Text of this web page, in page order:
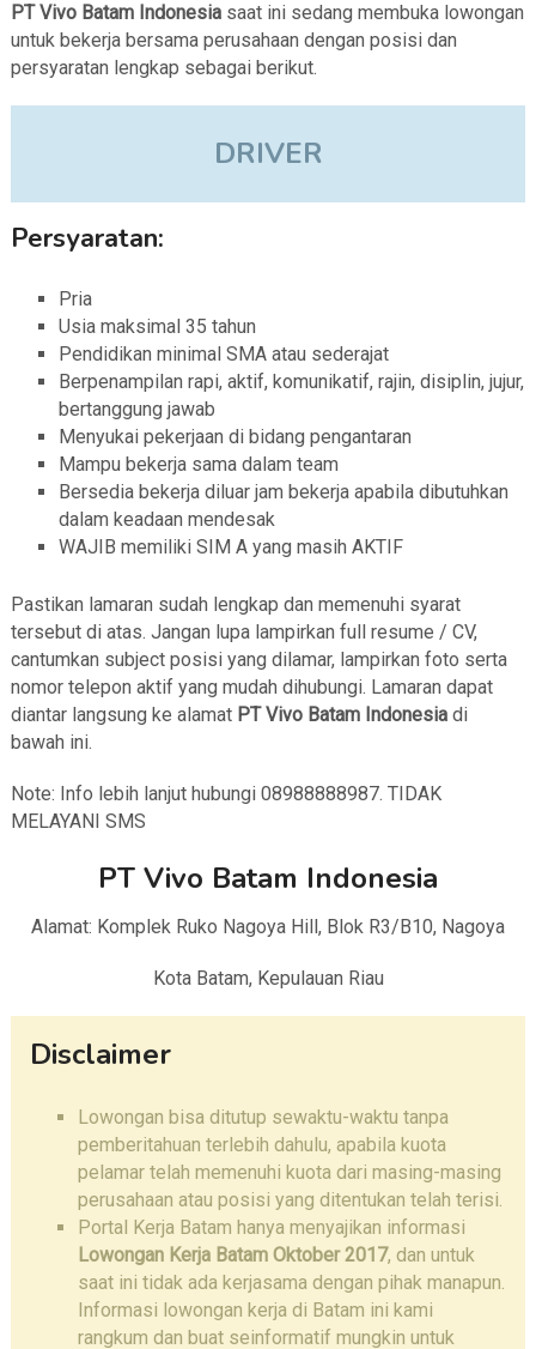
PT Vivo Batam Indonesia saat ini sedang membuka lowongan
untuk bekerja bersama perusahaan dengan posisi dan
persyaratan lengkap sebagai berikut.
DRIVER
Persyaratan:
Pria
Usia maksimal 35 tahun
Pendidikan minimal SMA atau sederajat
Berpenampilan rapi, aktif, komunikatif, rajin, disiplin, jujur,
bertanggung jawab
Menyukai pekerjaan di bidang pengantaran
Mampu bekerja sama dalam team
Bersedia bekerja diluar jam bekerja apabila dibutuhkan
dalam keadaan mendesak
WAJIB memiliki SIM A yang masih AKTIF
Pastikan lamaran sudah lengkap dan memenuhi syarat
tersebut di atas. Jangan lupa lampirkan full resume / CV,
cantumkan subject posisi yang dilamar, lampirkan foto serta
nomor telepon aktif yang mudah dihubungi. Lamaran dapat
diantar langsung ke alamat PT Vivo Batam Indonesiadi
bawah ini.
Note: Info lebih lanjut hubungi 08988888987. TIDAK
MELAYANI SMS
PT Vivo Batam Indonesia
Alamat: Komplek Ruko Nagoya Hill, Blok R3/B10, Nagoya
Kota Batam, Kepulauan Riau
Disclaimer
Lowongan bisa ditutup sewaktu-waktu tanpa
pemberitahuan terlebih dahulu, apabila kuota
pelamar telah memenuhi kuota dari masing-masing
perusahaan atau posisi yang ditentukan telah terisi.
Portal Kerja Batam hanya menyajikan informasi
Lowongan Kerja Batam Oktober 2017, dan untuk
saat ini tidak ada kerjasama dengan pihak manapun.
Informasi lowongan kerja di Batam ini kami
rangkum dan buat seinformatif mungkin untuk